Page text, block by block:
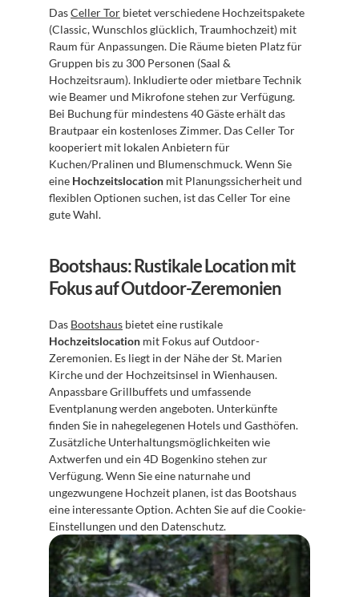
Das Celler Tor bietet verschiedene Hochzeitspakete
(Classic, Wunschlos glücklich, Traumhochzeit) mit
Raum für Anpassungen. Die Räume bieten Platz für
Gruppen bis zu 300 Personen (Saal &
Hochzeitsraum). Inkludierte oder mietbare Technik
wie Beamer und Mikrofone stehen zur Verfügung.
Bei Buchung für mindestens 40 Gäste erhält das
Brautpaar ein kostenloses Zimmer. Das Celler Tor
kooperiert mit lokalen Anbietern für
Kuchen/Pralinen und Blumenschmuck. Wenn Sie
eine Hochzeitslocation mit Planungssicherheit und
flexiblen Optionen suchen, ist das Celler Tor eine
gute Wahl.
Bootshaus: Rustikale Location mit
Fokus auf Outdoor-Zeremonien
Das Bootshaus
Hochzeitslocation mit Fokus auf Outdoor-
Zeremonien. Es liegt in der Nähe der St. Marien
Kirche und der Hochzeitsinsel in Wienhausen.
Anpassbare Grillbuffets und umfassende
Eventplanung werden angeboten. Unterkünfte
finden Sie in nahegelegenen Hotels und Gasthöfen.
Zusätzliche Unterhaltungsmöglichkeiten wie
Axtwerfen und ein 4D Bogenkino stehen zur
Verfügung. Wenn Sie eine naturnahe und
ungezwungene Hochzeit planen, ist das Bootshaus
eine interessante Option. Achten Sie auf die Cookie-
Einstellungen und den Datenschutz.